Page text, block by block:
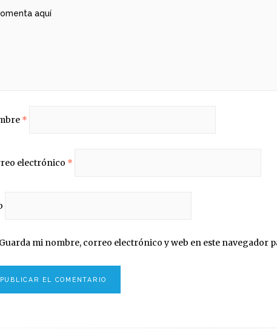
*
electrónico *
Guarda mi nombre, correo electrónico y web en este navegador